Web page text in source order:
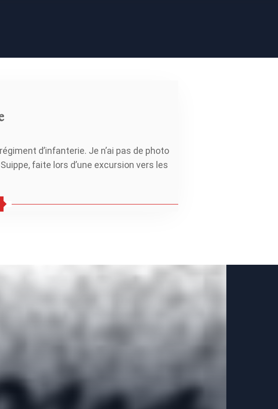
d’infanterie. Je n’ai pas de photo
faite lors d’une excursion vers les